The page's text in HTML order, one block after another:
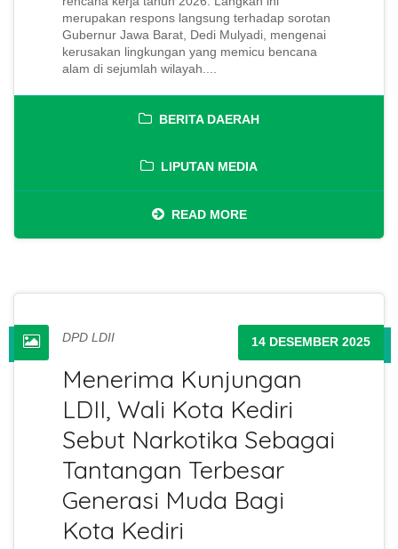
merupakan respons langsung terhadap sorotan
Gubernur Jawa Barat, Dedi Mulyadi, mengenai
kerusakan lingkungan yang memicu bencana
alam di sejumlah wilayah....
BERITA DAERAH
LIPUTAN MEDIA
READ MORE
DPD LDII
Menerima Kunjungan
LDII, Wali Kota Kediri
Sebut Narkotika Sebagai
Tantangan Terbesar
Generasi Muda Bagi
Kota Kediri
14 DESEMBER 2025